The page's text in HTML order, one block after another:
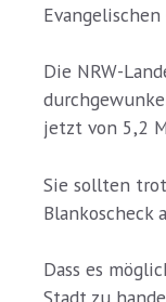
Die NRW-
jetzt von 5,2
Sie sollten
Blankoscheck
Dass es